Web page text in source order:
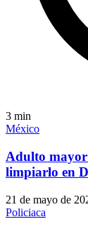
3 min
México
Adulto
limpiarlo en
21 de mayo de
Policiaca